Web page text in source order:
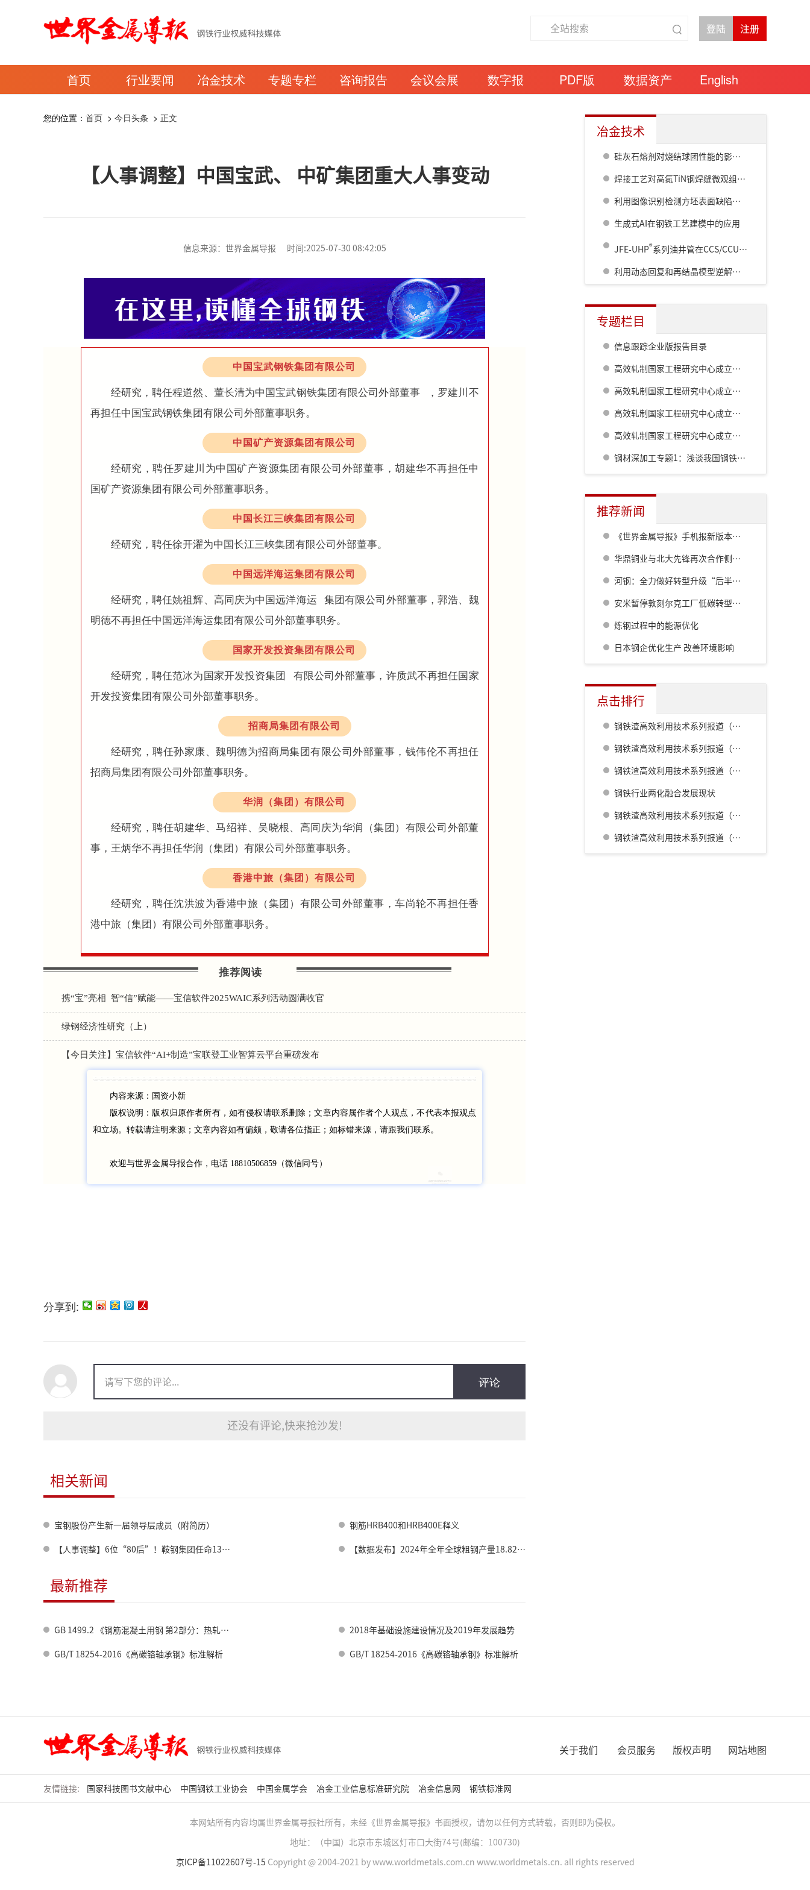
首页 行业要闻 冶金技术 专题专栏 咨询报告 会议会展 数字报 PDF版 数据资产 English
您的位置： 首页 > 今日头条 > 正文
【人事调整】中国宝武、 中矿集团重大人事变动
信息来源：世界金属导报 时间:2025-07-30 08:42:05
中国宝武钢铁集团有限公司
经研究，聘任程道然、董长清为中国宝武钢铁集团有限公司外部董事
，罗建川不
再担任中国宝武钢铁集团有限公司外部董事职务。
中国矿产资源集团有限公司
经研究，聘任罗建川为中国矿产资源集团有限公司外部董事，胡建华不再担任中
国矿产资源集团有限公司外部董事职务。
中国长江三峡集团有限公司
经研究，聘任徐开濯为中国长江三峡集团有限公司外部董事。
中国远洋海运集团有限公司
经研究，聘任姚祖辉、高同庆为中国远洋海运
集团有限公司外部董事，郭浩、魏
明德不再担任中国远洋海运集团有限公司外部董事职务。
国家开发投资集团有限公司
经研究，聘任范冰为 国家开发投资集团
有限公司外部董事，许质武不再担任国家
开发投资集团有限公司外部董事职务。
招商局集团有限公司
经研究，聘任孙家康、魏明德为招商局集团有限公司外部董事，钱伟伦不再担任
招商局集团有限公司外部董事职务。
华润（集团）有限公司
经研究，聘任胡建华、马绍祥、吴晓根、高同庆为华润（集团）有限公司外部董
事，王炳华不再担任华润（集团）有限公司外部董事职务。
香港中旅（集团）有限公司
经研究，聘任沈洪波为香港中旅（集团）有限公司外部董事，车尚轮不再担任香
港中旅（集团）有限公司外部董事职务。
推荐阅读
携“宝”亮相 智“信”赋能——宝信软件2025WAIC系列活动圆满收官
绿钢经济性研究（上）
【今日关注】宝信软件“AI+制造”宝联登工业智算云平台重磅发布
内容来源：国资小新
版权说明：版权归原作者所有，如有侵权请联系删除；文章内容属作者个人观点，不代表本报观点
和立场。转载请注明来源；文章内容如有偏颇，敬请各位指正；如标错来源，请跟我们联系。
欢迎与世界金属导报合作，电话 18810506859（微信同号）
分享到:
评论
还没有评论,快来抢沙发!
相关新闻
宝钢股份产生新一届领导层成员（附简历） 钢筋HRB400和HRB400E释义
【人事调整】6位“80后”！鞍钢集团任命13名领导人员！ 【数据发布】2024年全年全球粗钢产量18.826亿吨
最新推荐
GB 1499.2 《钢筋混凝土用钢 第2部分：热轧带肋钢筋》标准修订情况 2018年基础设施建设情况及2019年发展趋势
GB/T 18254-2016《高碳铬轴承钢》标准解析 GB/T 18254-2016《高碳铬轴承钢》标准解析
冶金技术
硅灰石熔剂对烧结球团性能的影响研究
焊接工艺对高氮TiN钢焊缝微观组织及冲击韧性的影响
利用图像识别检测方坯表面缺陷以及减少火焰清理去除量
生成式AI在钢铁工艺建模中的应用
JFE-UHP®系列油井管在CCS/CCUS领域的适用性研究
利用动态回复和再结晶模型逆解析研究双相不锈钢流变应力
专题栏目
信息跟踪企业版报告目录
高效轧制国家工程研究中心成立二十周年系列技术报道:棒线材生产工艺及装备的最新发展
高效轧制国家工程研究中心成立二十周年系列技术报道:高精度热轧自动化控制系统
高效轧制国家工程研究中心成立二十周年系列技术报道:板形综合控制技术的自主研发及创新
高效轧制国家工程研究中心成立二十周年系列技术报道:板带钢控轧控冷技术
钢材深加工专题1：浅谈我国钢铁工业对深加工的认识历程
推荐新闻
《世界金属导报》手机报新版本发布，免费下载，免费看
华鼎铜业与北大先锋再次合作侧吹炉配套6000立方制氧项目
河钢：全力做好转型升级“后半篇文章”
安米暂停敦刻尔克工厂低碳转型项目
炼钢过程中的能源优化
日本钢企优化生产 改善环境影响
点击排行
钢铁渣高效利用技术系列报道（一） 室兰钢铁厂用钢渣骨料配制重混凝土的研究
钢铁渣高效利用技术系列报道（二） 鹿岛钢铁厂钢铁渣利用技术的开发
钢铁渣高效利用技术系列报道（五） 八幡厂钢铁渣的利用
钢铁行业两化融合发展现状
钢铁渣高效利用技术系列报道（三） 名古屋厂铁水预处理炉渣肥料化的开发
钢铁渣高效利用技术系列报道（四） 广畑厂灰石材生产利用技术的开发
关于我们 会员服务 版权声明 网站地图
友情链接: 国家科技图书文献中心 中国钢铁工业协会 中国金属学会 冶金工业信息标准研究院 冶金信息网 钢铁标准网
本网站所有内容均属世界金属导报社所有，未经《世界金属导报》书面授权，请勿以任何方式转载，否则即为侵权。
地址：（中国）北京市东城区灯市口大街74号(邮编：100730)
京ICP备11022607号-15 Copyright @ 2004-2021 by www.worldmetals.com.cn www.worldmetals.cn. all rights reserved